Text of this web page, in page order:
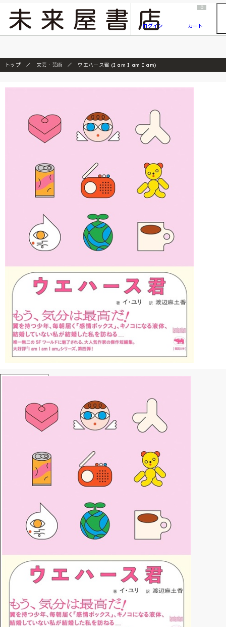
『ONE PIECE magazine 021 ONE PIECEカード付き同梱版』発売延期のご案内
ログイン
0
カート
トップ 文芸・芸術 ウエハース君 (I am I am I am)